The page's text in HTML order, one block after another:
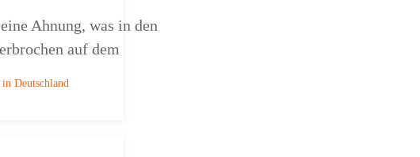
Deutschland
Ahnung, was in den
auf dem